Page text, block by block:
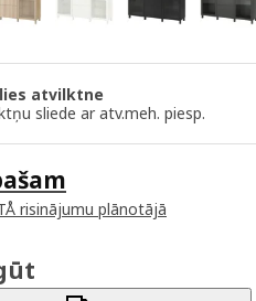
atvilktne
sliede ar atv.meh. piesp.
risinājumu plānotājā